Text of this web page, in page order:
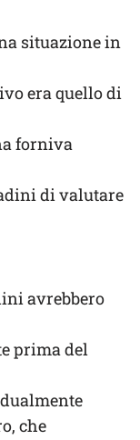
situazione in
era quello di
forniva
di valutare
avrebbero
prima del
che